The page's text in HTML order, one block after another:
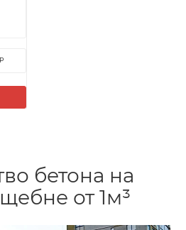
бетона на
от 1м³